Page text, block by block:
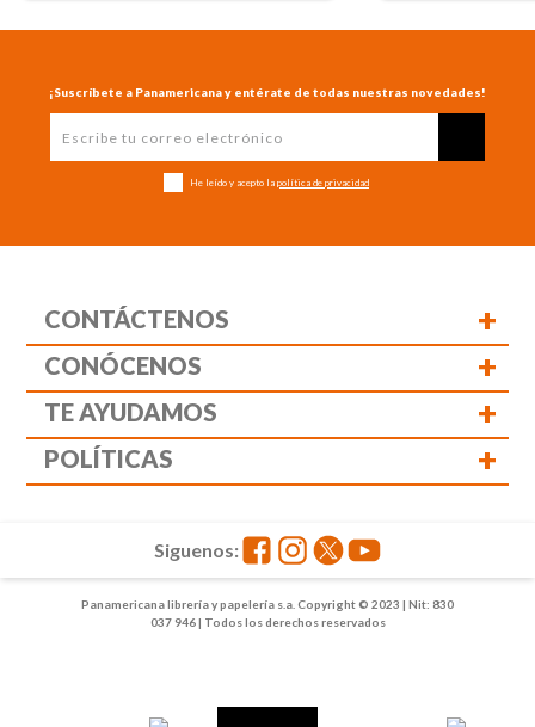
¡Suscríbete a Panamericana y entérate de todas nuestras novedades!
He leído y acepto la política de privacidad
CONTÁCTENOS +
CONÓCENOS +
TE AYUDAMOS +
POLÍTICAS +
Panamericana librería y papelería s.a. Copyright © 2023 | Nit: 830
037 946 | Todos los derechos reservados
Siguenos: